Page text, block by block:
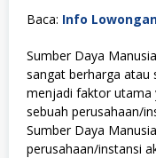
Baca: Info
Sumber Daya
sangat berharga atau
menjadi faktor utama
sebuah perusahaan/
Sumber Daya
perusahaan/instansi